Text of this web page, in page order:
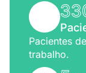
Pacientes
trabalho.